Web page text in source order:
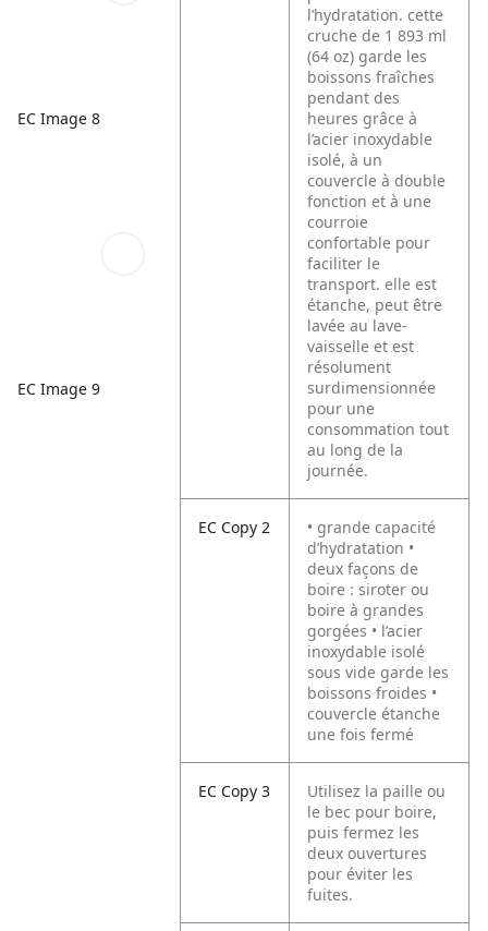
EC Image 8
EC Image 9
l’hydratation. cette
cruche de 1 893 ml
(64 oz) garde les
boissons fraîches
pendant des
heures grâce à
l’acier inoxydable
isolé, à un
couvercle à double
fonction et à une
courroie
confortable pour
faciliter le
transport. elle est
étanche, peut être
lavée au lave-
vaisselle et est
résolument
surdimensionnée
pour une
consommation tout
au long de la
journée.
EC Copy 2
• grande capacité
d’hydratation •
deux façons de
boire : siroter ou
boire à grandes
gorgées • l’acier
inoxydable isolé
sous vide garde les
boissons froides •
couvercle étanche
une fois fermé
EC Copy 3
Utilisez la paille ou
le bec pour boire,
puis fermez les
deux ouvertures
pour éviter les
fuites.